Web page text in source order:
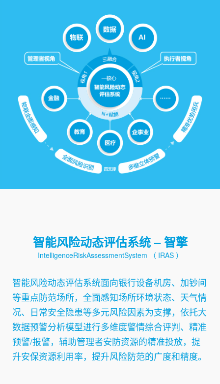
智能风险动态评估系统 – 智擎
IntelligenceRiskAssessmentSystem （ IRAS ）
智能风险动态评估系统面向银行设备机房、加钞间
等重点防范场所，全面感知场所环境状态、天气情
况、日常安全隐患等多元风险因素为支撑，依托大
数据预警分析模型进行多维度警情综合评判、精准
预警/报警，辅助管理者安防资源的精准投放，提
升安保资源利用率，提升风险防范的广度和精度。